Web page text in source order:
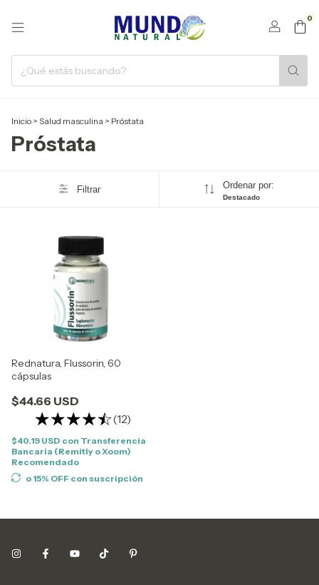
0
Inicio > Salud masculina > Próstata
Próstata
Filtrar Ordenar por:
Destacado
Rednatura, Flussorin, 60
cápsulas
$44.66 USD
(12)
$40.19 USD con Transferencia
Bancaria (Remitly o Xoom)
Recomendado
o 15% OFF con suscripción